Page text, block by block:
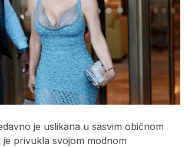
je uslikana u sasvim običnom
privukla svojom modnom